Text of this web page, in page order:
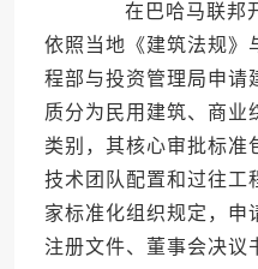
在巴哈马联邦开
依照当地《建筑法规》
程部与投资管理局申请
质分为民用建筑、商业
类别，其核心审批标准
技术团队配置和过往工
家标准化组织规定，申
注册文件、董事会决议